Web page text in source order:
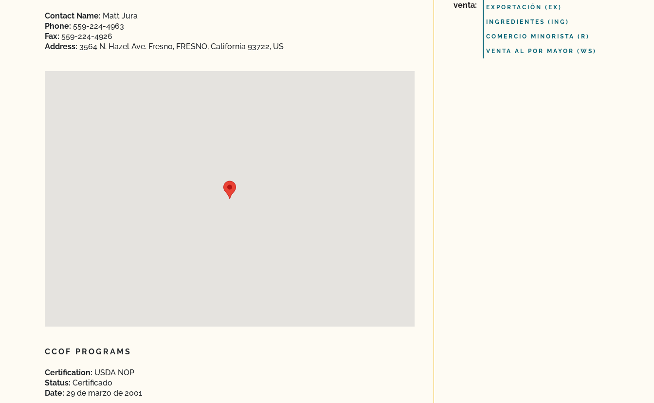
Contact Name: Matt Jura
Phone: 559-224-4963
Fax: 559-224-4926
Address: 3564 N. Hazel Ave. Fresno, FRESNO, California 93722, US
CCOF PROGRAMS
Certification: USDA NOP
Status: Certificado
Date: 29 de marzo de 2001
venta:
EXPORTACIÓN (EX)
INGREDIENTES (ING)
COMERCIO MINORISTA (R)
VENTA AL POR MAYOR (WS)